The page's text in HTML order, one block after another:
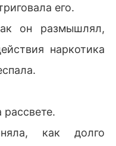
его.
он размышлял,
наркотика
как долго